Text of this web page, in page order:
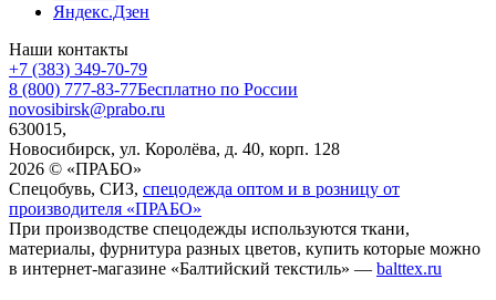
Яндекс.Дзен
Наши контакты
+7 (383) 349-70-79
8 (800) 777-83-77Бесплатно по России
novosibirsk@prabo.ru
630015,
Новосибирск, ул. Королёва, д. 40, корп. 128
2026 © «ПРАБО»
Спецобувь, СИЗ, спецодежда оптом и в розницу от
производителя «ПРАБО»
При производстве спецодежды используются ткани,
материалы, фурнитура разных цветов, купить которые можно
в интернет-магазине «Балтийский текстиль» — balttex.ru